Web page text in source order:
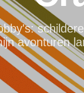
avonturen